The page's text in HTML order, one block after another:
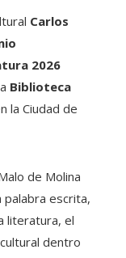
Carlos
2026
Biblioteca
la Ciudad de
de Molina
escrita,
literatura, el
dentro